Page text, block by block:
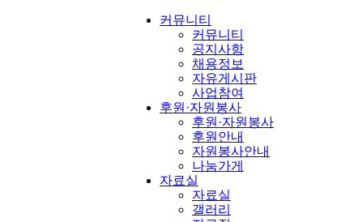
커뮤니티
커뮤니티
공지사항
채용정보
자유게시판
사업참여
후원·자원봉사
후원·자원봉사
후원안내
자원봉사안내
나눔가게
자료실
자료실
갤러리